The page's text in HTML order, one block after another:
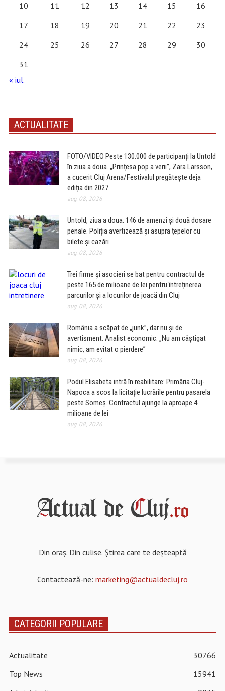
10
11 12 13 14 15
16
17
18 19 20 21 22
23
24
25 26 27 28 29
30
31
« iul.
ACTUALITATE
FOTO/VIDEO Peste 130.000 de participanți la Untold
în ziua a doua. „Prințesa pop a verii”, Zara Larsson,
a cucerit Cluj Arena/Festivalul pregătește deja
ediția din 2027
aug. 08, 2026
Untold, ziua a doua: 146 de amenzi și două dosare
penale. Poliția avertizează și asupra țepelor cu
bilete și cazări
aug. 08, 2026
Trei firme și asocieri se bat pentru contractul de
peste 165 de milioane de lei pentru întreținerea
parcurilor și a locurilor de joacă din Cluj
aug. 08, 2026
România a scăpat de „junk”, dar nu și de
avertisment. Analist economic: „Nu am câștigat
nimic, am evitat o pierdere”
aug. 08, 2026
Podul Elisabeta intră în reabilitare: Primăria Cluj-
Napoca a scos la licitație lucrările pentru pasarela
peste Someș. Contractul ajunge la aproape 4
milioane de lei
aug. 08, 2026
Din oraș. Din culise. Știrea care te deșteaptă
Contactează-ne: marketing@actualdecluj.ro
CATEGORII POPULARE
Actualitate
30766
Top News
15941